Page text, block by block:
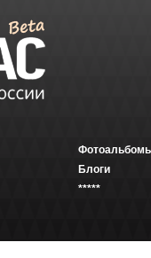
Блоги
*****